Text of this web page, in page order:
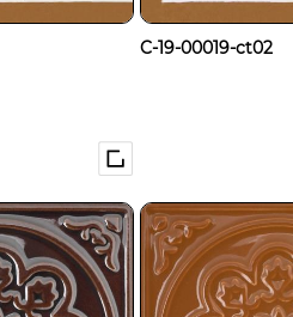
C-19-00019-ct02